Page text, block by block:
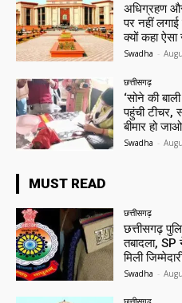
अधिग्रहण
पर नहीं
क्यों कहा ऐसा
Swadha -
छत्तीसगढ़
‘सोने की
पहुंची टीचर,
बीमार हो
Swadha -
MUST READ
छत्तीसगढ़
छत्तीसगढ़
तबादला,
मिली
Swadha -